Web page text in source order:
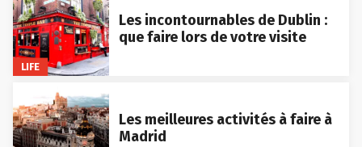
LIFE
Les incontournables de Dublin :
que faire lors de votre visite
Les meilleures activités à faire à
Madrid